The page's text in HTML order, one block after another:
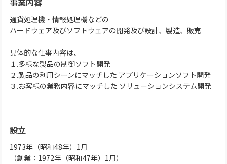
通貨処理機・情報処理機などの
ハードウェア及びソフトウェアの開発及び設計、製造、販売
具体的な仕事内容は、
１.多様な製品の制御ソフト開発
２.製品の利用シーンにマッチした アプリケーションソフト開発
３.お客様の業務内容にマッチした ソリューションシステム開発
設立
1973年（昭和48年）1月
（創業：1972年（昭和47年）1月）